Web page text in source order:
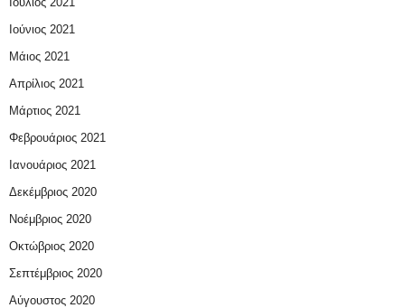
Ιούνιος 2021
Μάιος 2021
Απρίλιος 2021
Μάρτιος 2021
Φεβρουάριος 2021
Ιανουάριος 2021
Δεκέμβριος 2020
Νοέμβριος 2020
Οκτώβριος 2020
Σεπτέμβριος 2020
Αύγουστος 2020